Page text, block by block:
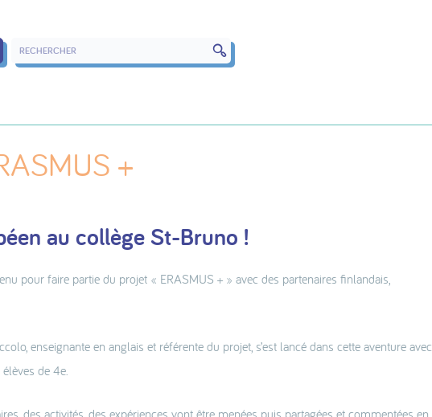
RECHERCHER DANS LES ARTICLES
+
au collège St-Bruno !
pour faire partie du projet « ERASMUS + » avec des partenaires finlandais,
enseignante en anglais et référente du projet, s’est lancé dans cette aventure avec
de 4e.
des activités, des expériences vont être menées puis partagées et commentées en